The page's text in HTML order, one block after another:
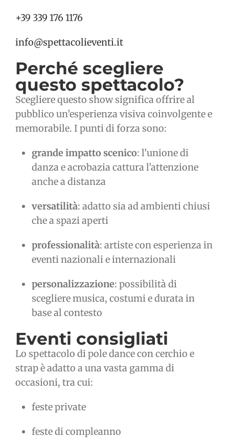
+39 339 176 1176
info@spettacolieventi.it
Perché scegliere
questo spettacolo?
Scegliere questo show significa offrire al
pubblico un’esperienza visiva coinvolgente e
memorabile. I punti di forza sono:
grande impatto scenico: l’unione di
danza e acrobazia cattura l’attenzione
anche a distanza
versatilità: adatto sia ad ambienti chiusi
che a spazi aperti
professionalità: artiste con esperienza in
eventi nazionali e internazionali
personalizzazione: possibilità di
scegliere musica, costumi e durata in
base al contesto
Eventi consigliati
Lo spettacolo di pole dance con cerchio e
strap è adatto a una vasta gamma di
occasioni, tra cui:
feste private
feste di compleanno